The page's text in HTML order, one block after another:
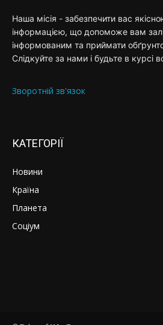
Наша місія - забезпечити вас
інформацією, що допоможе вам
інформованим та приймати
Слідкуйте за нами і будьте в курсі
Зворотній зв'язок
КАТЕГОРІЇ
Новини
Країна
Планета
Соціум